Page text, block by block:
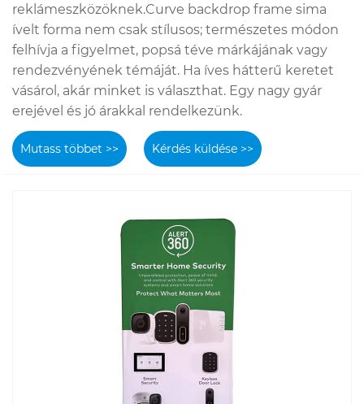
reklámeszközöknek.Curve backdrop frame sima
ívelt forma nem csak stílusos; természetes módon
felhívja a figyelmet, popsá téve márkájának vagy
rendezvényének témáját. Ha íves hátterű keretet
vásárol, akár minket is választhat. Egy nagy gyár
erejével és jó árakkal rendelkezünk.
Mutass többet >> Kérdés küldése >>